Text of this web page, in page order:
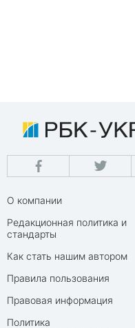
О компании
Редакционная политика и
стандарты
Как стать нашим автором
Правила пользования
Правовая информация
Политика